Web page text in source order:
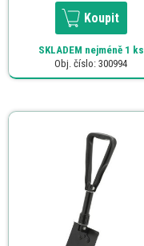
Koupit
SKLADEM nejméně 1 ks
Obj. číslo: 300994